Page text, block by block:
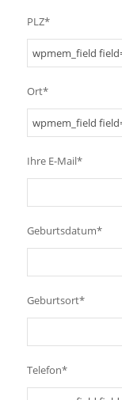
PLZ*
Ort*
Ihre E-Mail*
Geburtsdatum*
Geburtsort*
Telefon*